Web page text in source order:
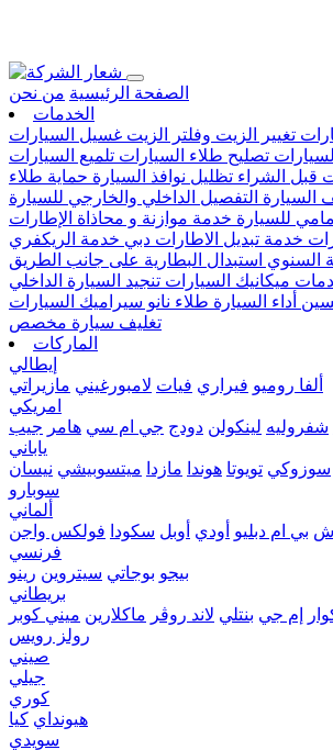
الصفحة الرئيسية من نحن
الخدمات
تغيير الزيت وفلتر الزيت غسيل السيارات
تصليح طلاء السيارات تلميع السيارات
قبل الشراء تظليل نوافذ السيارة حماية طلاء
السيارة التفصيل الداخلي والخارجي للسيارة
للسيارة خدمة موازنة و محاذاة الإطارات
خدمة تبديل الاطارات دبي خدمة الريكفري
السنوي استبدال البطارية على جانب الطريق
ميكانيك السيارات تنجيد السيارة الداخلي
أداء السيارة طلاء نانو سيراميك السيارات
تغليف سيارة مخصص
الماركات
إيطالي
ألفا روميو فيراري فيات لامبورغيني مازيراتي
امريكي
شفروليه لينكولن دودج جي ام سي هامر جيب
ياباني
سوزوكي تويوتا هوندا مازدا ميتسوبيشي نيسان
سوبارو
ألماني
بي ام دبليو أودي أوبل سكودا فولكس واجن
فرنسي
بيجو بوجاتي سيتروين رينو
بريطاني
إم جي بنتلي لاند روڤر ماكلارين ميني كوبر
رولز رويس
صيني
جيلي
كوري
هيونداي كيا
سويدي